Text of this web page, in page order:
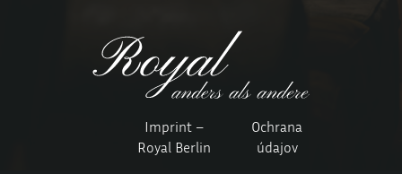
Imprint –
Royal Berlin
Ochrana
údajov